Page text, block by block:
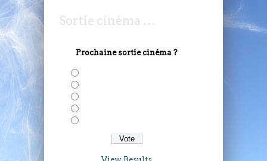
Sortie cinéma …
Prochaine sortie cinéma ?